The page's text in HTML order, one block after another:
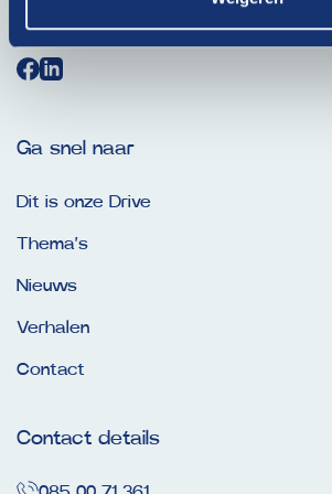
Ga snel naar
Dit is onze Drive
Thema’s
Nieuws
Verhalen
Contact
Contact details